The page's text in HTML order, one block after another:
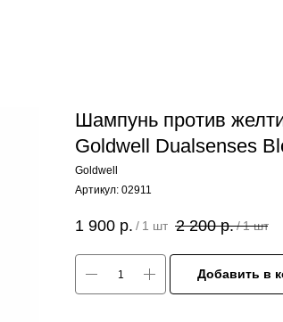
Шампунь против
Goldwell Dualsenses
Goldwell
Артикул: 02911
1 900 р. / 1 шт 2 200 р./1 шт
Добавить в